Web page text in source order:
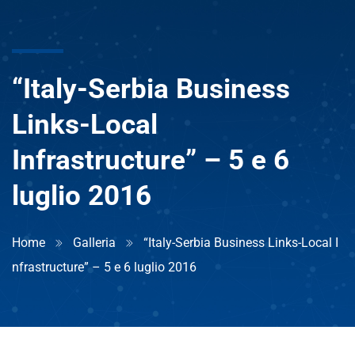
“Italy-Serbia Business
Links-Local
Infrastructure” – 5 e 6
luglio 2016
Home Galleria
“Italy-Serbia Business Links-Local I
nfrastructure” – 5 e 6 luglio 2016